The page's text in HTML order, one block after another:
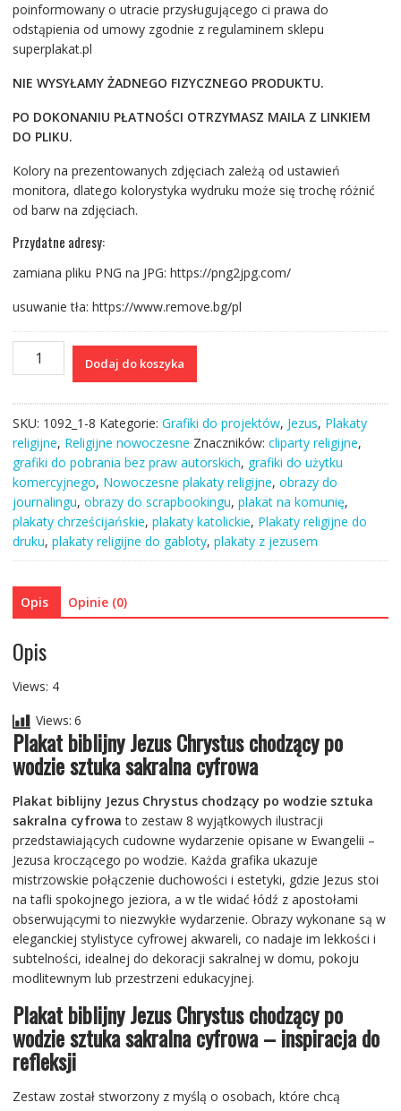
poinformowany o utracie przysługującego ci prawa do
odstąpienia od umowy zgodnie z regulaminem sklepu
superplakat.pl
NIE WYSYŁAMY ŻADNEGO FIZYCZNEGO PRODUKTU.
PO DOKONANIU PŁATNOŚCI OTRZYMASZ MAILA Z LINKIEM
DO PLIKU.
Kolory na prezentowanych zdjęciach zależą od ustawień
monitora, dlatego kolorystyka wydruku może się trochę różnić
od barw na zdjęciach.
Przydatne adresy:
zamiana pliku PNG na JPG: https://png2jpg.com/
usuwanie tła: https://www.remove.bg/pl
ilość
Plakat
biblijny
Jezus
Chrystus
chodzący
po
wodzie
sztuka
sakralna
cyfrowa
Dodaj do koszyka
SKU: 1092_1-8 Kategorie: Grafiki do projektów, Jezus, Plakaty
religijne, Religijne nowoczesne Znaczników: cliparty religijne,
grafiki do pobrania bez praw autorskich, grafiki do użytku
komercyjnego, Nowoczesne plakaty religijne, obrazy do
journalingu, obrazy do scrapbookingu, plakat na komunię,
plakaty chrześcijańskie, plakaty katolickie, Plakaty religijne do
druku, plakaty religijne do gabloty, plakaty z jezusem
Opis Opinie (0)
Opis
Views: 4
Views: 6
Plakat biblijny Jezus Chrystus chodzący po
wodzie sztuka sakralna cyfrowa
Plakat biblijny Jezus Chrystus chodzący po wodzie sztuka
sakralna cyfrowa to zestaw 8 wyjątkowych ilustracji
przedstawiających cudowne wydarzenie opisane w Ewangelii –
Jezusa kroczącego po wodzie. Każda grafika ukazuje
mistrzowskie połączenie duchowości i estetyki, gdzie Jezus stoi
na tafli spokojnego jeziora, a w tle widać łódź z apostołami
obserwującymi to niezwykłe wydarzenie. Obrazy wykonane są w
eleganckiej stylistyce cyfrowej akwareli, co nadaje im lekkości i
subtelności, idealnej do dekoracji sakralnej w domu, pokoju
modlitewnym lub przestrzeni edukacyjnej.
Plakat biblijny Jezus Chrystus chodzący po
wodzie sztuka sakralna cyfrowa – inspiracja do
refleksji
Zestaw został stworzony z myślą o osobach, które chcą